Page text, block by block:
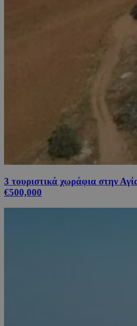
3 τουριστικά χωράφια στην
€500,000